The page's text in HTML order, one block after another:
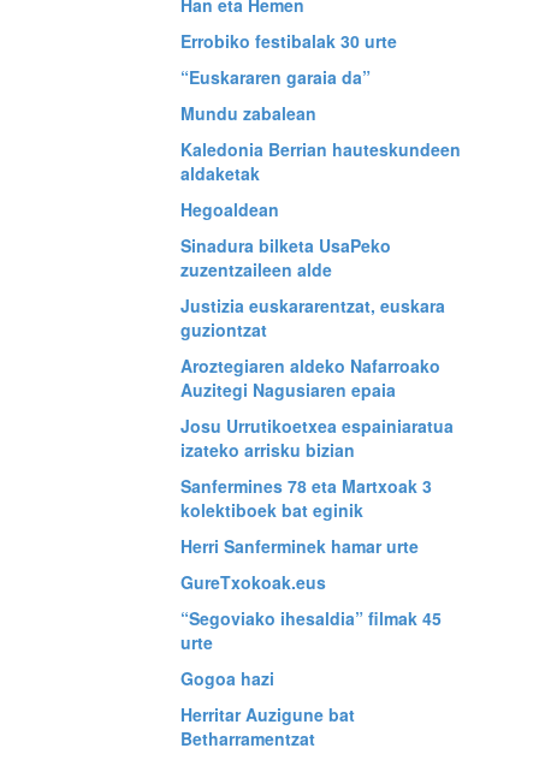
Errobiko festibalak 30 urte
“Euskararen garaia da”
Mundu zabalean
Kaledonia Berrian hauteskundeen
aldaketak
Hegoaldean
Sinadura bilketa UsaPeko
zuzentzaileen alde
Justizia euskararentzat, euskara
guziontzat
Aroztegiaren aldeko Nafarroako
Auzitegi Nagusiaren epaia
Josu Urrutikoetxea espainiaratua
izateko arrisku bizian
Sanfermines 78 eta Martxoak 3
kolektiboek bat eginik
Herri Sanferminek hamar urte
GureTxokoak.eus
“Segoviako ihesaldia” filmak 45
urte
Gogoa hazi
Herritar Auzigune bat
Betharramentzat